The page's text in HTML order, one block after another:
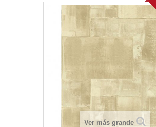
Ver más grande